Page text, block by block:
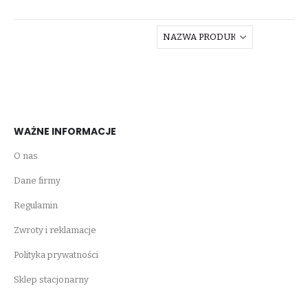
WAŻNE INFORMACJE
O nas
Dane firmy
Regulamin
Zwroty i reklamacje
Polityka prywatności
Sklep stacjonarny